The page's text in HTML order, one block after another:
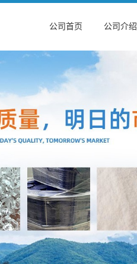
公司首页 公司介绍